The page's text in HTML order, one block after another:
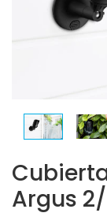
Argus